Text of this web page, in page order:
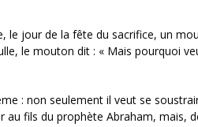
le jour de la fête du sacrifice, un
le mouton dit : « Mais pourquoi
: non seulement il veut se
au fils du prophète Abraham, mais,